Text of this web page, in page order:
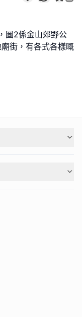
圖2係金山郊野公
街，有各式各樣嘅